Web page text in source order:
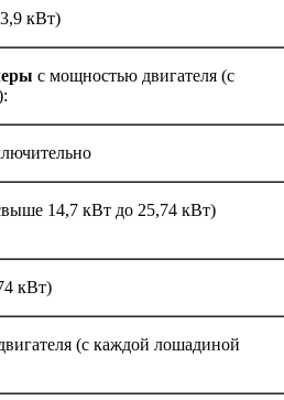
кВт)
с мощностью двигателя (с
14,7 кВт до 25,74 кВт)
кВт)
(с каждой лошадиной